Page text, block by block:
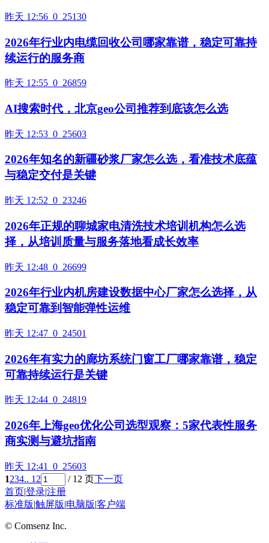
昨天 12:56 0 25130
2026年行业内电缆回收公司哪家靠谱，稳定可靠持
续运行的服务商
昨天 12:55 0 26859
AI搜索时代，北京geo公司推荐到底该怎么选
昨天 12:53 0 25603
2026年知名的新疆砂浆厂家怎么选，看准技术底蕴
与稳定交付是关键
昨天 12:52 0 23246
2026年正规的聊城家电清洗技术培训机构怎么选
择，从培训质量与服务落地看成长效率
昨天 12:48 0 26699
2026年行业内机房建设数据中心厂家怎么选择，从
稳定可靠到智能弹性运维
昨天 12:47 0 24501
2026年有实力的廊坊系统门窗工厂哪家靠谱，稳定
可靠持续运行是关键
昨天 12:44 0 24819
2026年上海geo优化公司选型观察：5家代表性服务
商实测与避坑指南
昨天 12:41 0 25603
1234.. 12 / 12 页下一页
首页|登录|注册
标准版|触屏版|电脑版|客户端
© Comsenz Inc.